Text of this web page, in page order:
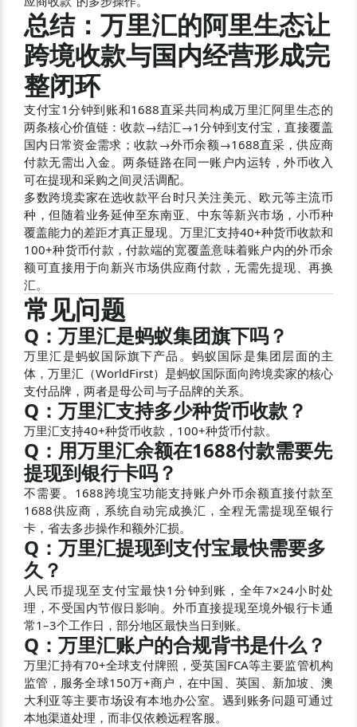
总结：万里汇的阿里生态让
跨境收款与国内经营形成完
整闭环
支付宝1分钟到账和1688直采共同构成万里汇阿里生态的
两条核心价值链：收款→结汇→1分钟到支付宝，直接覆盖
国内日常资金需求；收款→外币余额→1688直采，供应商
付款无需出入金。两条链路在同一账户内运转，外币收入
可在提现和采购之间灵活调配。
多数跨境卖家在选收款平台时只关注美元、欧元等主流币
种，但随着业务延伸至东南亚、中东等新兴市场，小币种
覆盖能力的差距才真正显现。万里汇支持40+种货币收款和
100+种货币付款，付款端的宽覆盖意味着账户内的外币余
额可直接用于向新兴市场供应商付款，无需先提现、再换
汇。
常见问题
Q：万里汇是蚂蚁集团旗下吗？
万里汇是蚂蚁国际旗下产品。蚂蚁国际是集团层面的主
体，万里汇（WorldFirst）是蚂蚁国际面向跨境卖家的核心
支付品牌，两者是母公司与子品牌的关系。
Q：万里汇支持多少种货币收款？
万里汇支持40+种货币收款，100+种货币付款。
Q：用万里汇余额在1688付款需要先
提现到银行卡吗？
不需要。1688跨境宝功能支持账户外币余额直接付款至
1688供应商，系统自动完成换汇，全程无需提现至银行
卡，省去多步操作和额外汇损。
Q：万里汇提现到支付宝最快需要多
久？
人民币提现至支付宝最快1分钟到账，全年7×24小时处
理，不受国内节假日影响。外币直接提现至境外银行卡通
常1–3个工作日，部分地区最快当日到账。
Q：万里汇账户的合规背书是什么？
万里汇持有70+全球支付牌照，受英国FCA等主要监管机构
监管，服务全球150万+商户，在中国、英国、新加坡、澳
大利亚等主要市场设有本地办公室。遇到账务问题可通过
本地渠道处理，而非仅依赖远程客服。